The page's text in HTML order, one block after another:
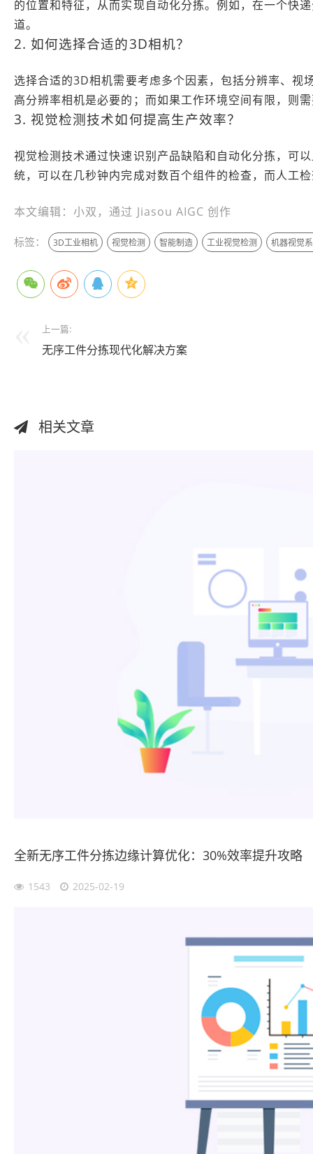
的位置和特征，从而实现自动化分拣。例如，在一个快
道。
2. 如何选择合适的3D相机？
选择合适的3D相机需要考虑多个因素，包括分辨率、
高分辨率相机是必要的；而如果工作环境空间有限，则
3. 视觉检测技术如何提高生产效率？
视觉检测技术通过快速识别产品缺陷和自动化分拣，可
统，可以在几秒钟内完成对数百个组件的检查，而人工
本文编辑：小双，通过 Jiasou AIGC 创作
标签： 3D工业相机 视觉检测 智能制造 工业视觉检测 机器视觉
上一篇:
无序工件分拣现代化解决方案
相关文章
全新无序工件分拣边缘计算优化：30%效率提升攻略
1543 2025-02-19